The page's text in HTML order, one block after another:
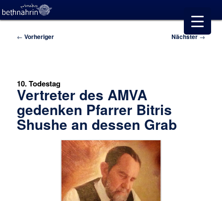
Beitragsnavigation
← Vorheriger Nächster→
10. Todestag
Vertreter des AMVA
gedenken Pfarrer Bitris
Shushe an dessen Grab